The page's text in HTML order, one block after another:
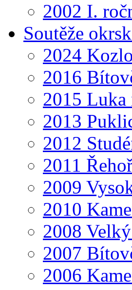
2002 I.
Soutěže
2024
2016
2015 Luka
2013
2012
2011
2009
2010
2008
2007
2006